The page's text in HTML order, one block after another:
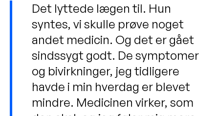
Det lyttede lægen til. Hun
syntes, vi skulle prøve noget
andet medicin. Og det er gået
sindssygt godt. De symptomer
og bivirkninger, jeg tidligere
havde i min hverdag er blevet
mindre. Medicinen virker, som